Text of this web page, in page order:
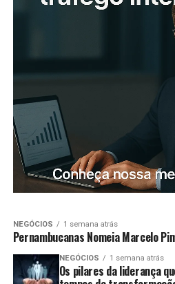
NEGÓCIOS 1 semana atrás
Pernambucanas Nomeia Marcelo
NEGÓCIOS 1 semana atrás
Os pilares da liderança